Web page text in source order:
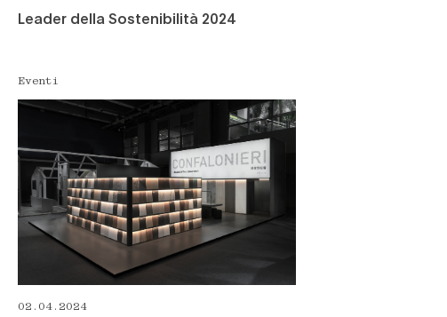
Leader della Sostenibilità 2024
Eventi
02.04.2024